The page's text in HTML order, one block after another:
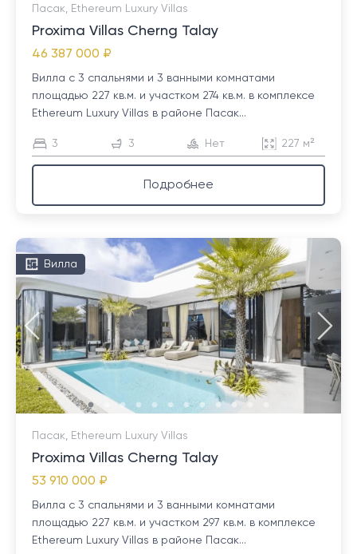
Пасак, Ethereum Luxury Villas
Proxima Villas Cherng Talay
46 387 000 ₽
Вилла с 3 спальнями и 3 ванными комнатами
площадью 227 кв.м. и участком 274 кв.м. в комплексе
Ethereum Luxury Villas в районе Пасак...
3 3 Нет 227 м²
Подробнее
Вилла
Пасак, Ethereum Luxury Villas
Proxima Villas Cherng Talay
53 910 000 ₽
Вилла с 3 спальнями и 3 ванными комнатами
площадью 227 кв.м. и участком 297 кв.м. в комплексе
Ethereum Luxury Villas в районе Пасак...